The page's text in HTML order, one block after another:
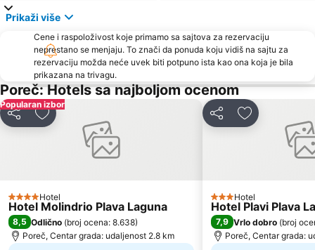
Amarin
Austostazione di Trieste
Barcolana
Grado Pineta
Poreč 24 hours
Polari
St. Bernardin
Simonov zaliv
Adria Ankaran
Stand up Comedy by Željko Pervan
Vile Park Bernardin
Brulo
Galeb AC Solaris
Parentium
Valeta AC Lanterna
Fisherman's Party
Koversada
Prikaži više
Cene i raspoloživost koje primamo sa sajtova za rezervaciju
neprestano se menjaju. To znači da ponuda koju vidiš na sajtu za
rezervaciju možda neće uvek biti potpuno ista kao ona koja je bila
prikazana na trivagu.
Poreč: Hotels sa najboljom ocenom
Popularan izbor
Deli Dodati u favorite
4 Zvezdice
Hotel
Hotel Molindrio Plava Laguna
8,5 Odlično (broj ocena: 8.638)
Poreč, Centar grada: udaljenost 2.8 km
Deli Dodati u
3 Zvezdice
Hotel
Hotel Plavi Plava
7,9 Vrlo dobro (broj
Poreč, Centar grada: